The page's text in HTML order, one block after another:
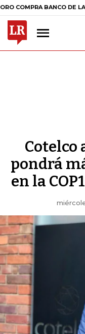
BANCO DE LA
Cotelco
pondrá
en la